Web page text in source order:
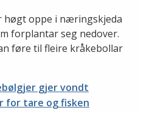
høgt oppe i næringskjeda
forplantar seg nedover.
føre til fleire kråkebollar
gjer vondt
for tare og fisken